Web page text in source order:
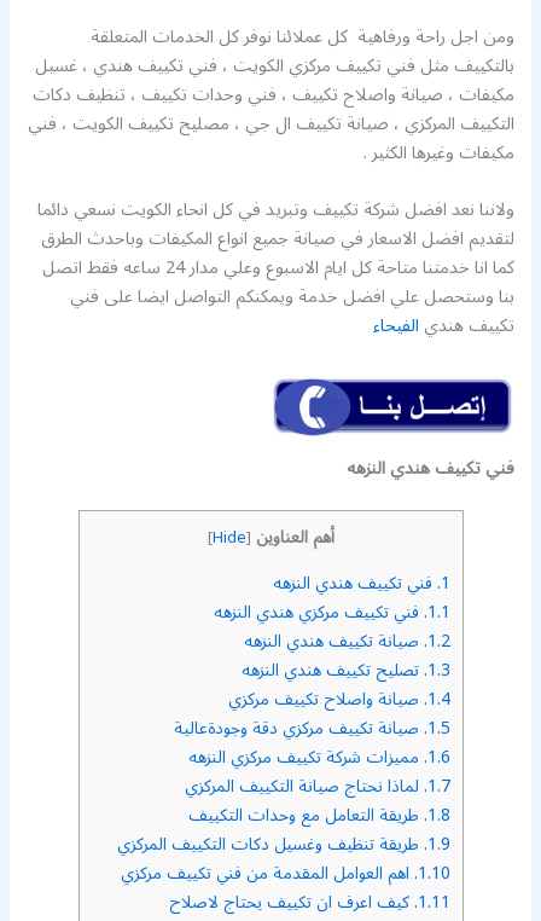
ومن اجل راحة ورفاهية كل عملائنا نوفر كل الخدمات المتعلقة
بالتكييف مثل فني تكييف مركزي الكويت ، فني تكييف هندي ، غسيل
مكيفات ، صيانة واصلاح تكييف ، فني وحدات تكييف ، تنظيف دكات
التكييف المركزي ، صيانة تكييف ال جي ، مصليح تكييف الكويت ، فني
مكيفات وغيرها الكثير .
ولاننا نعد افضل شركة تكييف وتبريد في كل انحاء الكويت نسعي دائما
لتقديم افضل الاسعار في صيانة جميع انواع المكيفات وباحدث الطرق
كما انا خدمتنا متاحة كل ايام الاسبوع وعلي مدار 24 ساعه فقط اتصل
بنا وستحصل علي افضل خدمة ويمكنكم التواصل ايضا على فني
تكييف هنديالفيحاء
فني تكييف هندي النزهه
أهم العناوين [
Hide
]
1. فني تكييف هندي النزهه
1.1. فني تكييف مركزي هندي النزهه
1.2. صيانة تكييف هندي النزهه
1.3. تصليح تكييف هندي النزهه
1.4. صيانة واصلاح تكييف مركزي
1.5. صيانة تكييف مركزي دقة وجودةعالية
1.6. مميزات شركة تكييف مركزي النزهه
1.7. لماذا نحتاج صيانة التكييف المركزي
1.8. طريقة التعامل مع وحدات التكييف
1.9. طريقة تنظيف وغسيل دكات التكييف المركزي
1.10. اهم العوامل المقدمة من فني تكييف مركزي
1.11. كيف اعرف ان تكييف يحتاج لاصلاح